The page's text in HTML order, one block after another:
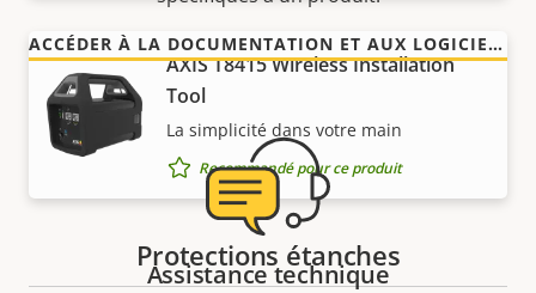
AXIS T8415 Wireless Installation
Tool
La simplicité dans votre main
Recommandé pour ce produit
Protections étanches
ACCÉDER À LA DOCUMENTATION ET AUX LOGICIELS
Assistance technique